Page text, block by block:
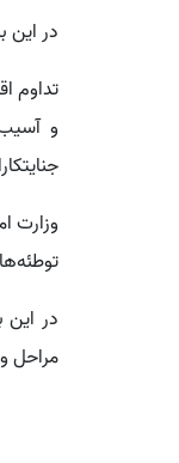
در این
تداوم
و
وزارت
در
مراحل